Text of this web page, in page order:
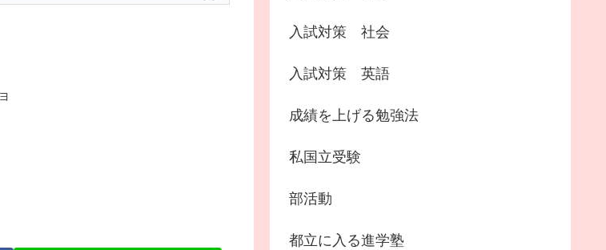
入試対策 社会
入試対策 英語
成績を上げる勉強法
私国立受験
部活動
都立に入る進学塾